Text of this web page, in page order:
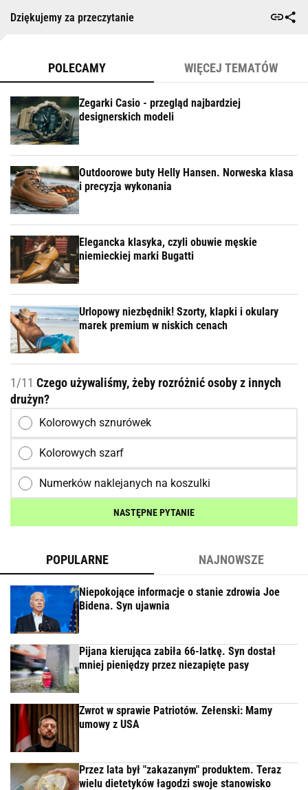
Dziękujemy za przeczytanie
POLECAMY WIĘCEJ TEMATÓW
Zegarki Casio - przegląd najbardziej
designerskich modeli
Outdoorowe buty Helly Hansen. Norweska klasa
i precyzja wykonania
Elegancka klasyka, czyli obuwie męskie
niemieckiej marki Bugatti
Urlopowy niezbędnik! Szorty, klapki i okulary
marek premium w niskich cenach
1/11 Czego używaliśmy, żeby rozróżnić osoby z innych
drużyn?
Kolorowych sznurówek
Kolorowych szarf
Numerków naklejanych na koszulki
NASTĘPNE PYTANIE
POPULARNE NAJNOWSZE
Niepokojące informacje o stanie zdrowia Joe
Bidena. Syn ujawnia
Pijana kierująca zabiła 66-latkę. Syn dostał
mniej pieniędzy przez niezapięte pasy
Zwrot w sprawie Patriotów. Zełenski: Mamy
umowy z USA
Przez lata był "zakazanym" produktem. Teraz
wielu dietetyków łagodzi swoje stanowisko